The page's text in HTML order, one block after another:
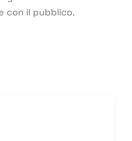
con il pubblico.